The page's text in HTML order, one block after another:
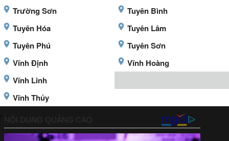
Trường Sơn
Tuyên Bình
Tuyên Hóa
Tuyên Lâm
Tuyên Phú
Tuyên Sơn
Vĩnh Định
Vĩnh Hoàng
Vĩnh Linh
Vĩnh Thủy